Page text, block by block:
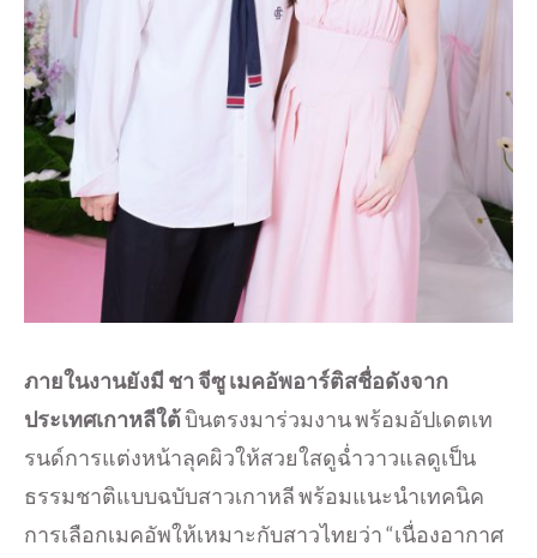
ภายในงานยังมี ชา จีซู เมคอัพอาร์ติสชื่อดังจาก
ประเทศเกาหลีใต้บินตรงมาร่วมงาน พร้อมอัปเดตเท
รนด์การแต่งหน้าลุคผิวให้สวยใสดูฉ่ำวาวแลดูเป็น
ธรรมชาติแบบฉบับสาวเกาหลี พร้อมแนะนำเทคนิค
การเลือกเมคอัพให้เหมาะกับสาวไทยว่า “เนื่องอากาศ